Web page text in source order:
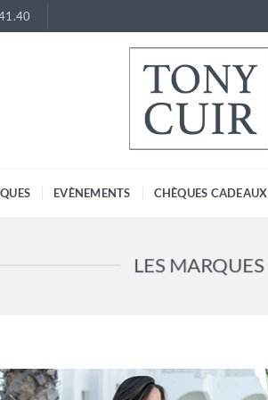
EVÈNEMENTS CHÈQUES CADEAUX
LES MARQUES